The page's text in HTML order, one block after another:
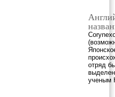
отряд
ученым